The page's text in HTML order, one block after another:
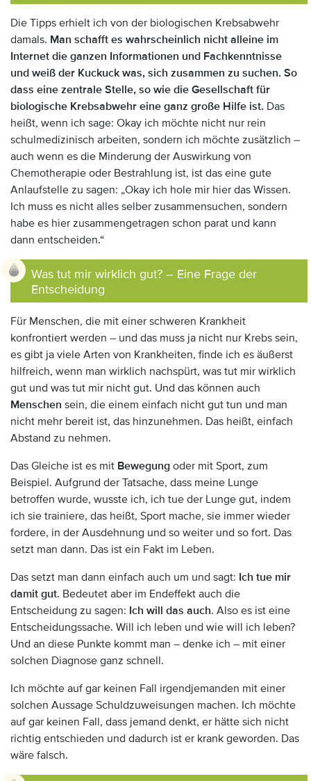
Die Tipps erhielt ich von der biologischen Krebsabwehr
damals. Man schafft es wahrscheinlich nicht alleine im
Internet die ganzen Informationen und Fachkenntnisse
und weiß der Kuckuck was, sich zusammen zu suchen. So
dass eine zentrale Stelle, so wie die Gesellschaft für
biologische Krebsabwehr eine ganz große Hilfe ist. Das
heißt, wenn ich sage: Okay ich möchte nicht nur rein
schulmedizinisch arbeiten, sondern ich möchte zusätzlich –
auch wenn es die Minderung der Auswirkung von
Chemotherapie oder Bestrahlung ist, ist das eine gute
Anlaufstelle zu sagen: „Okay ich hole mir hier das Wissen.
Ich muss es nicht alles selber zusammensuchen, sondern
habe es hier zusammengetragen schon parat und kann
dann entscheiden.“
Was tut mir wirklich gut? – Eine Frage der
Entscheidung
Für Menschen, die mit einer schweren Krankheit
konfrontiert werden – und das muss ja nicht nur Krebs sein,
es gibt ja viele Arten von Krankheiten, finde ich es äußerst
hilfreich, wenn man wirklich nachspürt, was tut mir wirklich
gut und was tut mir nicht gut. Und das können auch
Menschen sein, die einem einfach nicht gut tun und man
nicht mehr bereit ist, das hinzunehmen. Das heißt, einfach
Abstand zu nehmen.
Das Gleiche ist es mit Bewegung oder mit Sport, zum
Beispiel. Aufgrund der Tatsache, dass meine Lunge
betroffen wurde, wusste ich, ich tue der Lunge gut, indem
ich sie trainiere, das heißt, Sport mache, sie immer wieder
fordere, in der Ausdehnung und so weiter und so fort. Das
setzt man dann. Das ist ein Fakt im Leben.
Das setzt man dann einfach auch um und sagt: Ich tue mir
damit gut. Bedeutet aber im Endeffekt auch die
Entscheidung zu sagen: Ich will das auch. Also es ist eine
Entscheidungssache. Will ich leben und wie will ich leben?
Und an diese Punkte kommt man – denke ich – mit einer
solchen Diagnose ganz schnell.
Ich möchte auf gar keinen Fall irgendjemanden mit einer
solchen Aussage Schuldzuweisungen machen. Ich möchte
auf gar keinen Fall, dass jemand denkt, er hätte sich nicht
richtig entschieden und dadurch ist er krank geworden. Das
wäre falsch.